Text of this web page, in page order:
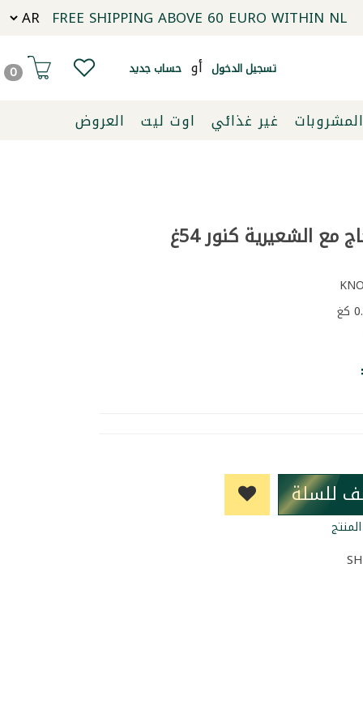
FREE SHIPPING ABOVE 60 EURO WITHIN NL
تسجيل الدخول أو حساب جديد 0
المشروبات غير غذائي اوت ليت
العروض
مع الشعيرية كنور 54غ
للسلة